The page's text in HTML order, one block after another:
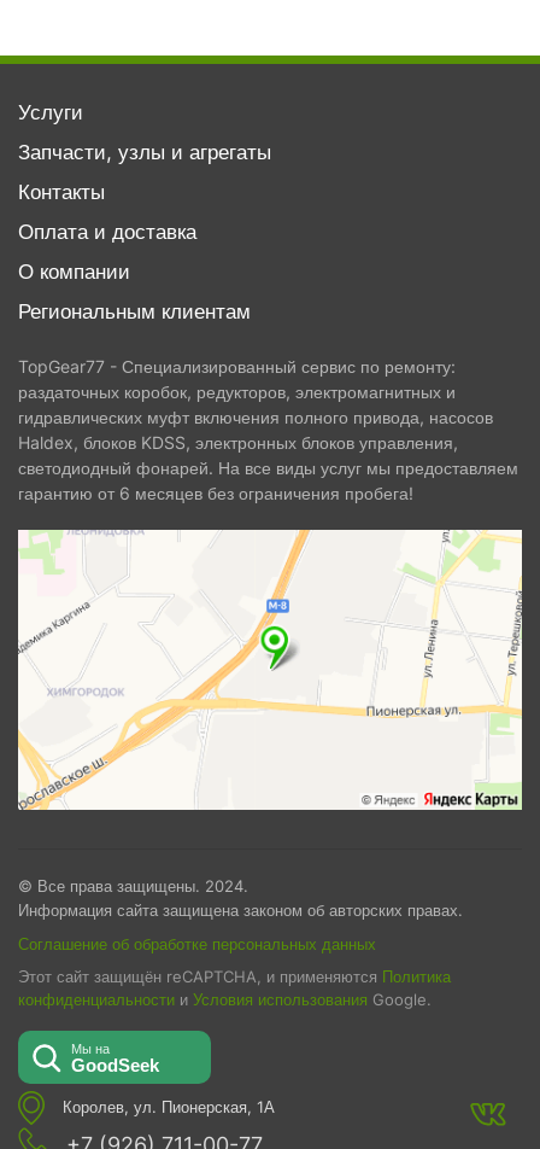
Услуги
Запчасти, узлы и агрегаты
Контакты
Оплата и доставка
О компании
Региональным клиентам
TopGear77 - Специализированный сервис по ремонту:
раздаточных коробок, редукторов, электромагнитных и
гидравлических муфт включения полного привода, насосов
Haldex, блоков KDSS, электронных блоков управления,
светодиодный фонарей. На все виды услуг мы предоставляем
гарантию от 6 месяцев без ограничения пробега!
© Все права защищены. 2024.
Информация сайта защищена законом об авторских правах.
Соглашение об обработке персональных данных
Этот сайт защищён reCAPTCHA, и применяются Политика
конфиденциальности и Условия использования Google.
Королев, ул. Пионерская, 1А